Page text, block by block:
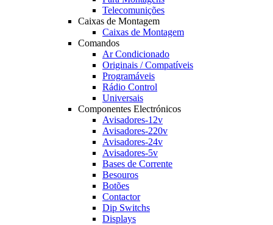
Telecomunições
Caixas de Montagem
Caixas de Montagem
Comandos
Ar Condicionado
Originais / Compatíveis
Programáveis
Rádio Control
Universais
Componentes Electrónicos
Avisadores-12v
Avisadores-220v
Avisadores-24v
Avisadores-5v
Bases de Corrente
Besouros
Botões
Contactor
Dip Switchs
Displays